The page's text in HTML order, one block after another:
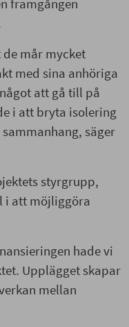
mår mycket
med sina anhöriga
att gå till på
i att bryta isolering
säger
styrgrupp,
i att möjliggöra
hade vi
Upplägget skapar
mellan